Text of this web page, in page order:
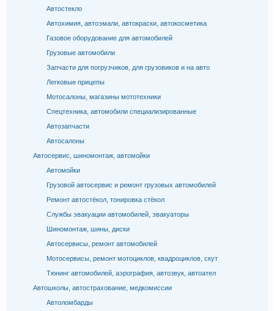
Автостекло
Автохимия, автоэмали, автокраски, автокосметика
Газовое оборудование для автомобилей
Грузовые автомобили
Запчасти для погрузчиков, для грузовиков и на авто
Легковые прицепы
Мотосалоны, магазины мототехники
Спецтехника, автомобили специализированные
Автозапчасти
Автосалоны
Автосервис, шиномонтаж, автомойки
Автомойки
Грузовой автосервис и ремонт грузовых автомобилей
Ремонт автостёкол, тонировка стёкол
Службы эвакуации автомобилей, эвакуаторы
Шиномонтаж, шины, диски
Автосервисы, ремонт автомобилей
Мотосервисы, ремонт мотоциклов, квадроциклов, скут
Тюнинг автомобилей, аэрография, автозвук, автоател
Автошколы, автострахование, медкомиссии
Автоломбарды